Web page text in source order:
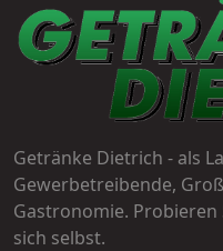
Getränke Dietrich - als
Gewerbetreibende,
Gastronomie. Probieren
sich selbst.